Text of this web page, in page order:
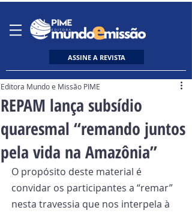
ASSINE A REVISTA
REPAM lança subsídio
quaresmal “remando juntos
pela vida na Amazônia”
Editora Mundo e Missão PIME
O propósito deste material é
convidar os participantes a “remar”
nesta travessia que nos interpela à